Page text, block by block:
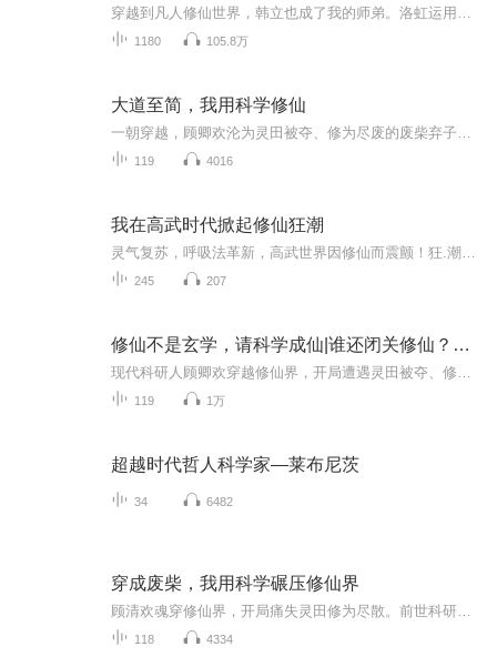
1180 105.8万
大道至简，我用科学修仙
119 4016
我在高武时代掀起修仙狂潮
245 207
修仙不是玄学，请科学成仙|谁还闭关修仙？你OUT啦
119 1万
超越时代哲人科学家—莱布尼茨
34 6482
穿成废柴，我用科学碾压修仙界
118 4334